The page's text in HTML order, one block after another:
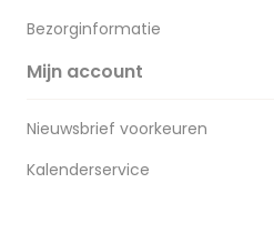
Bezorginformatie
Mijn account
Nieuwsbrief voorkeuren
Kalenderservice